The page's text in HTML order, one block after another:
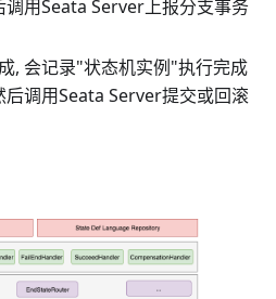
用Seata Server上报分支事务
, 会记录"状态机实例"执行完成
调用Seata Server提交或回滚